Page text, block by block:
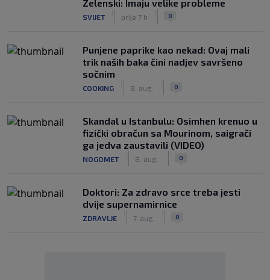
Zelenski: Imaju velike probleme
SVIJET prije 7 h 0
Punjene paprike kao nekad: Ovaj mali
trik naših baka čini nadjev savršeno
sočnim
COOKING 8. aug. 0
Skandal u Istanbulu: Osimhen krenuo u
fizički obračun sa Mourinom, saigrači
ga jedva zaustavili (VIDEO)
NOGOMET 8. aug. 0
Doktori: Za zdravo srce treba jesti
dvije supernamirnice
ZDRAVLJE 7. aug. 0